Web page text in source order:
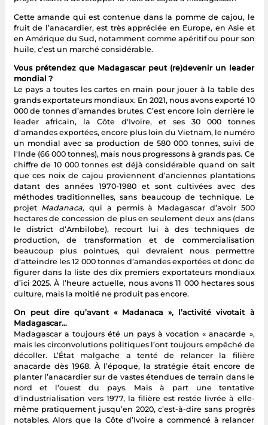
Cette amande qui est contenue dans la pomme de cajou, le
fruit de l’anacardier, est très appréciée en Europe, en Asie et
en Amérique du Sud, notamment comme apéritif ou pour son
huile, c’est un marché considérable.
Vous prétendez que Madagascar peut (re)devenir un leader
mondial ?
Le pays a toutes les cartes en main pour jouer à la table des
grands exportateurs mondiaux. En 2021, nous avons exporté 10
000 de tonnes d’amandes brutes. C’est encore loin derrière le
leader africain, la Côte d'Ivoire, et ses 30 000 tonnes
d'amandes exportées, encore plus loin du Vietnam, le numéro
un mondial avec sa production de 580 000 tonnes, suivi de
l'Inde (66 000 tonnes), mais nous progressons à grands pas. Ce
chiffre de 10 000 tonnes est déjà considérable quand on sait
que ces noix de cajou proviennent d’anciennes plantations
datant des années 1970-1980 et sont cultivées avec des
méthodes traditionnelles, sans beaucoup de technique. Le
projet Madanaca, qui a permis à Madagascar d’avoir 500
hectares de concession de plus en seulement deux ans (dans
le district d’Ambilobe), recourt lui à des techniques de
production, de transformation et de commercialisation
beaucoup plus pointues, qui devraient nous permettre
d’atteindre les 12 000 tonnes d’amandes exportées et donc de
figurer dans la liste des dix premiers exportateurs mondiaux
d’ici 2025. À l’heure actuelle, nous avons 11 000 hectares sous
culture, mais la moitié ne produit pas encore.
On peut dire qu’avant « Madanaca », l’activité vivotait à
Madagascar…
Madagascar a toujours été un pays à vocation « anacarde »,
mais les circonvolutions politiques l’ont toujours empêché de
décoller. L’État malgache a tenté de relancer la filière
anacarde dès 1968. À l’époque, la stratégie était encore de
planter l’anacardier sur de vastes étendues de terrain dans le
nord et l’ouest du pays. Mais à part une tentative
d’industrialisation vers 1977, la filière est restée livrée à elle-
même pratiquement jusqu’en 2020, c’est-à-dire sans progrès
notables. Alors que la Côte d’Ivoire a commencé à relancer